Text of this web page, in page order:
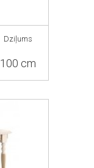
Dziļums
100 cm